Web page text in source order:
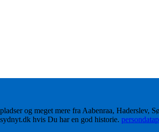
og meget mere fra Aabenraa, Haderslev,
hvis Du har en god historie.